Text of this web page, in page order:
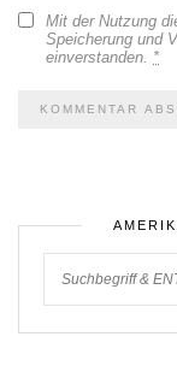
Mit der Nutzung
Speicherung und
einverstanden. *